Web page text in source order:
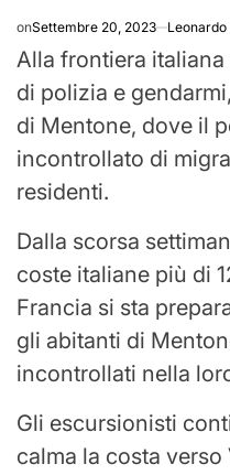
onSettembre 20, 2023
Alla frontiera
di polizia e
di Mentone, dove il
incontrollato di
residenti.
Dalla scorsa
coste italiane più di
Francia si sta
gli abitanti di
incontrollati nella
Gli escursionisti
calma la costa